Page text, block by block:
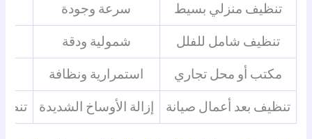
تنظيف منزلي بسيط سرعة وجودة
تنظيف شامل للفلل شمولية ودقة
مكتب أو محل تجاري استمرارية ونظافة
تنظيف بعد أعمال صيانة إزالة الأوساخ الشديدة